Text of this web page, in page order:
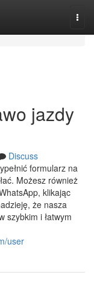
jazdy
Discuss
formularz na
Możesz również
klikając
że nasza
szybkim i łatwym
user